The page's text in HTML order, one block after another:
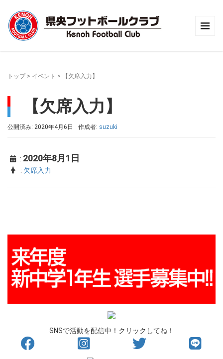
トップ> イベント > 【欠席入力】
【欠席入力】
公開済み: 2020年4月6日 作成者: suzuki
: 2020年8月1日
: 欠席入力
SNSで活動を配信中！クリックしてね！